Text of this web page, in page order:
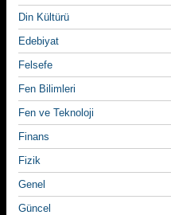
Din Kültürü
Edebiyat
Felsefe
Fen Bilimleri
Fen ve Teknoloji
Finans
Fizik
Genel
Güncel